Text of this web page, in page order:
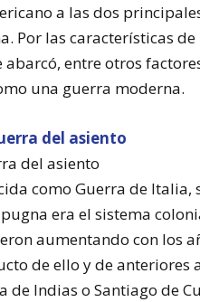
a las dos
Por las características
entre otros
una guerra moderna.
del asiento
como Guerra de Italia,
era el sistema
aumentando con los
de ello y de anteriores
de Indias o Santiago de